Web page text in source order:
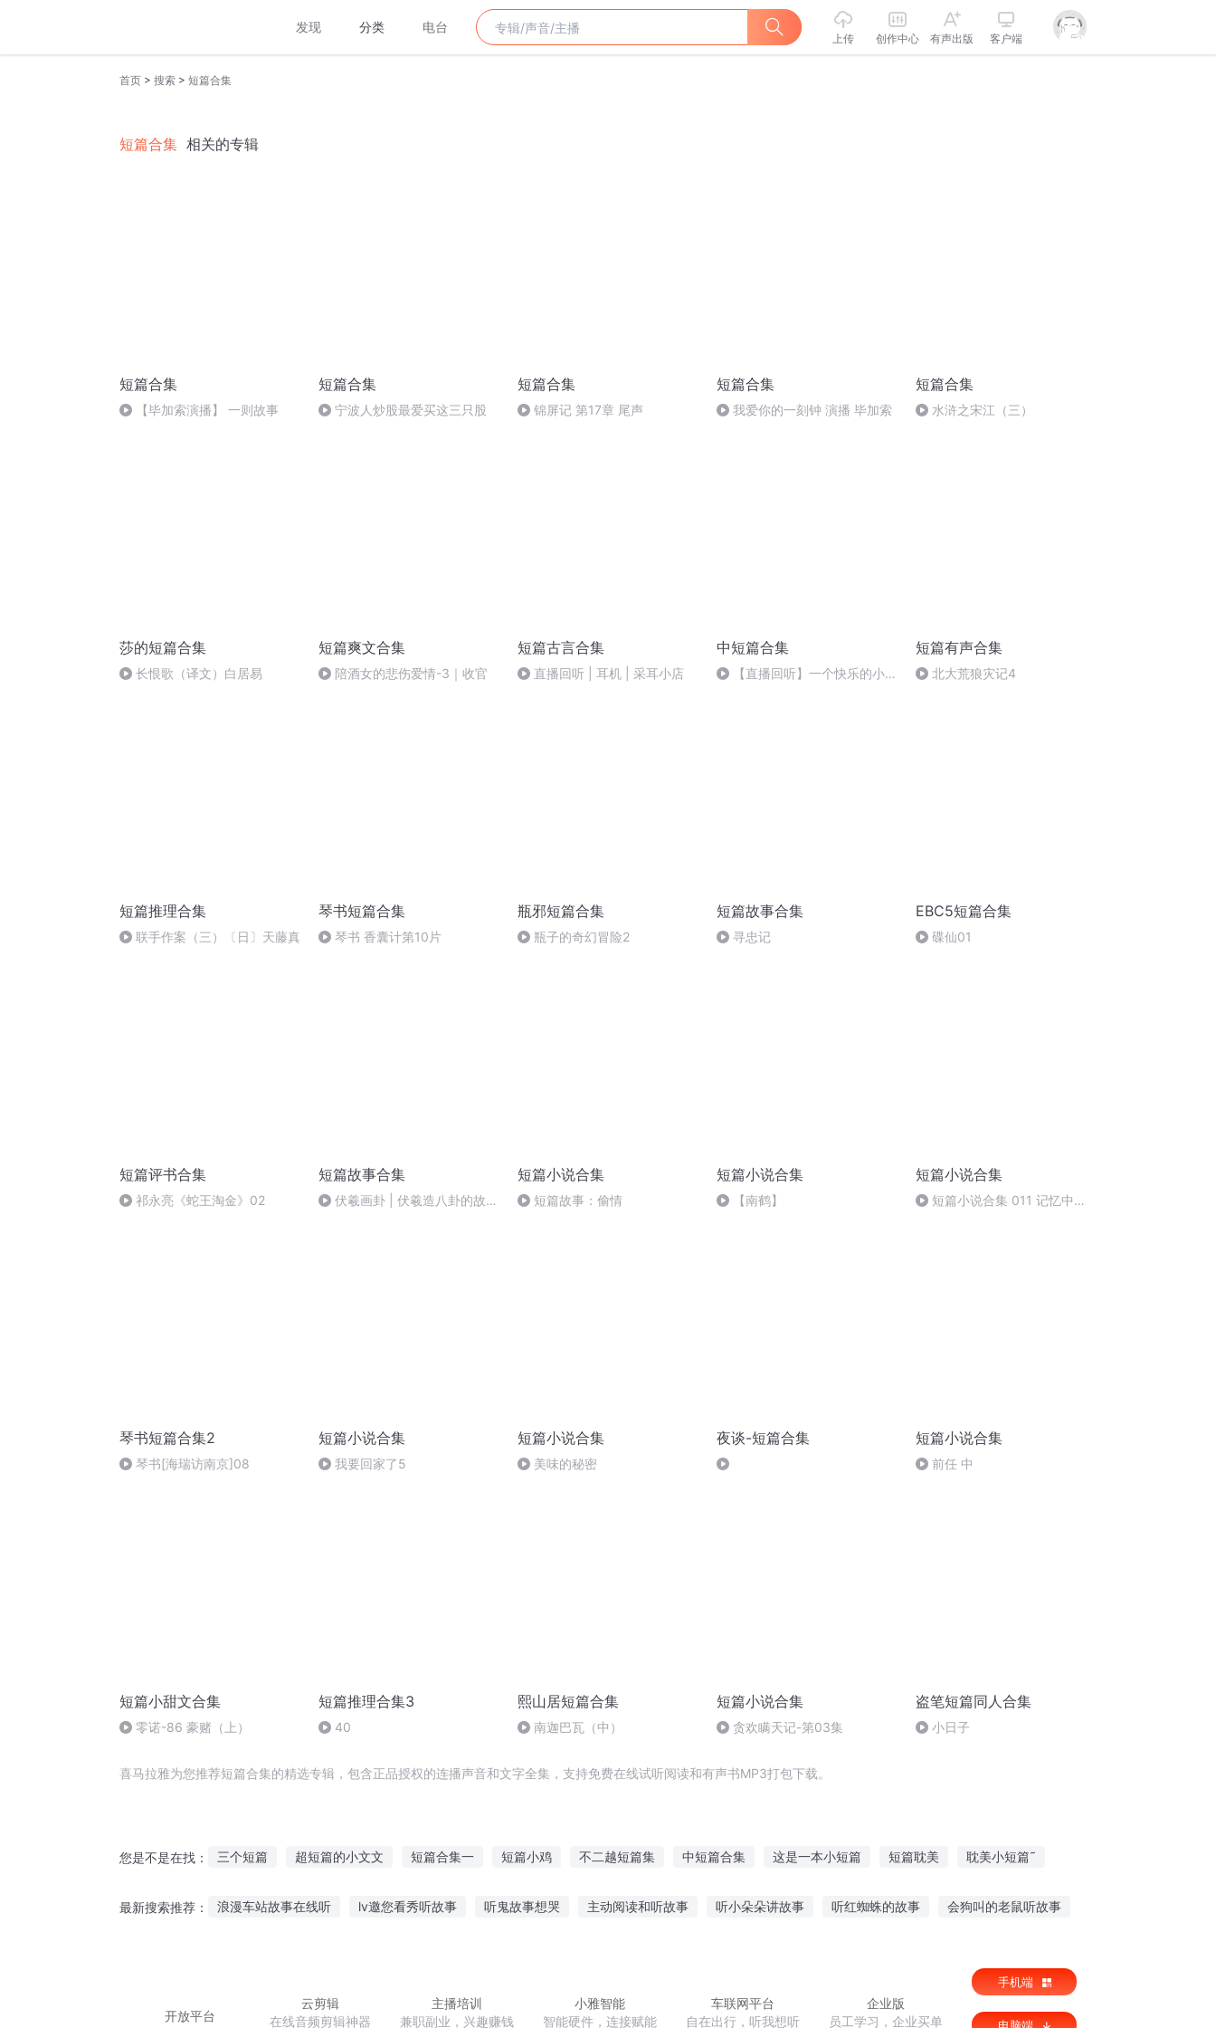
发现 分类 电台
上传 创作中心 有声出版 客户端
首页 > 搜索 > 短篇合集
短篇合集 相关的专辑
短篇合集
【毕加索演播】 一则故事
短篇合集
宁波人炒股最爱买这三只股
短篇合集
锦屏记 第17章 尾声
短篇合集
我爱你的一刻钟 演播 毕加索
短篇合集
水浒之宋江（三）
莎的短篇合集
长恨歌（译文）白居易
短篇爽文合集
陪酒女的悲伤爱情-3｜收官
短篇古言合集
直播回听 | 耳机 | 采耳小店
中短篇合集
【直播回听】一个快乐的小主
短篇有声合集
北大荒狼灾记4
短篇推理合集
联手作案（三）〔日〕天藤真
琴书短篇合集
琴书 香囊计第10片
瓶邪短篇合集
瓶子的奇幻冒险2
短篇故事合集
寻忠记
EBC5短篇合集
碟仙01
短篇评书合集
祁永亮《蛇王淘金》02
短篇故事合集
伏羲画卦 | 伏羲造八卦的故事
短篇小说合集
短篇故事：偷情
短篇小说合集
【南鹤】
短篇小说合集
短篇小说合集 011 记忆中的
琴书短篇合集2
琴书[海瑞访南京]08
短篇小说合集
我要回家了5
短篇小说合集
美味的秘密
夜谈-短篇合集 短篇小说合集
前任 中
短篇小甜文合集
零诺-86 豪赌（上）
短篇推理合集3
40
熙山居短篇合集
南迦巴瓦（中）
短篇小说合集
贪欢瞒天记-第03集
盗笔短篇同人合集
小日子
喜马拉雅为您推荐短篇合集的精选专辑，包含正品授权的连播声音和文字全集，支持免费在线试听阅读和有声书MP3打包下载。
您是不是在找： 三个短篇 超短篇的小文文 短篇合集一 短篇小鸡 不二越短篇集 中短篇合集 这是一本小短篇 短篇耽美 耽美小短篇˜
最新搜索推荐： 浪漫车站故事在线听 lv邀您看秀听故事 听鬼故事想哭 主动阅读和听故事 听小朵朵讲故事 听红蜘蛛的故事 会狗叫的老鼠听故事
开放平台
云剪辑
在线音频剪辑神器
主播培训
兼职副业，兴趣赚钱
小雅智能
智能硬件，连接赋能
车联网平台
自在出行，听我想听
企业版
员工学习，企业买单
手机端